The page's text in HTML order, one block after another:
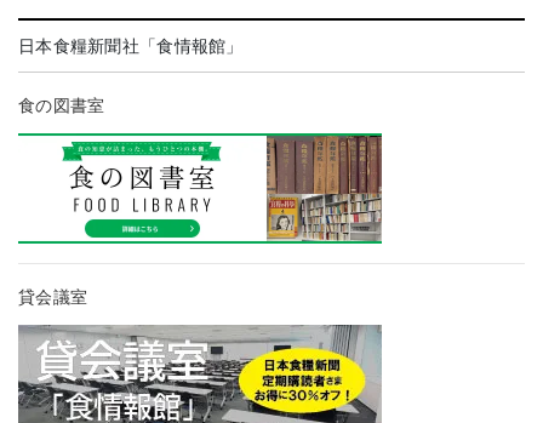
日本食糧新聞社「食情報館」
食の図書室
貸会議室